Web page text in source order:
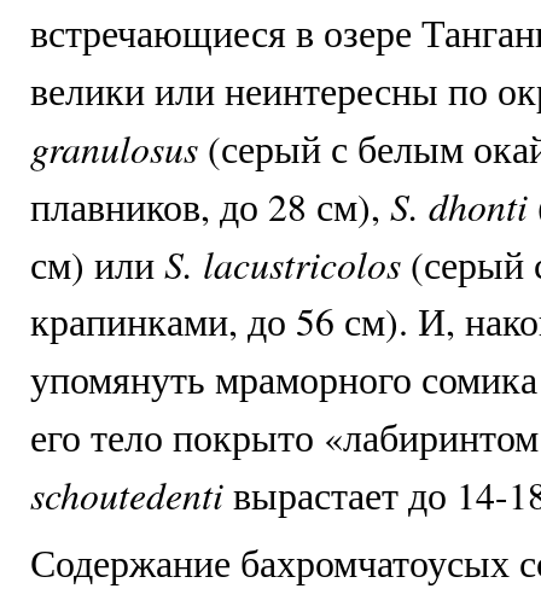
встречающиеся в озере
велики или неинтересны по
granulosus (серый с белым
плавников, до 28 см), S. dhonti
см) илиS. lacustricolos (серый
крапинками, до 56 см). И,
упомянуть мраморного
его тело покрыто
schoutedentiвырастает до 14-
Содержание бахромчатоусых